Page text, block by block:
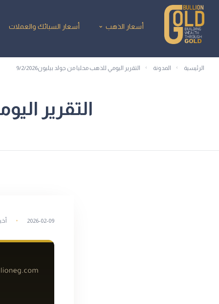
أسعار الذهب أسعار السبائك والعملات
الرئيسية المدونة التقرير اليومي للذهب محليا من جولد بيليون9/2/2026
التقرير
2026-02-09